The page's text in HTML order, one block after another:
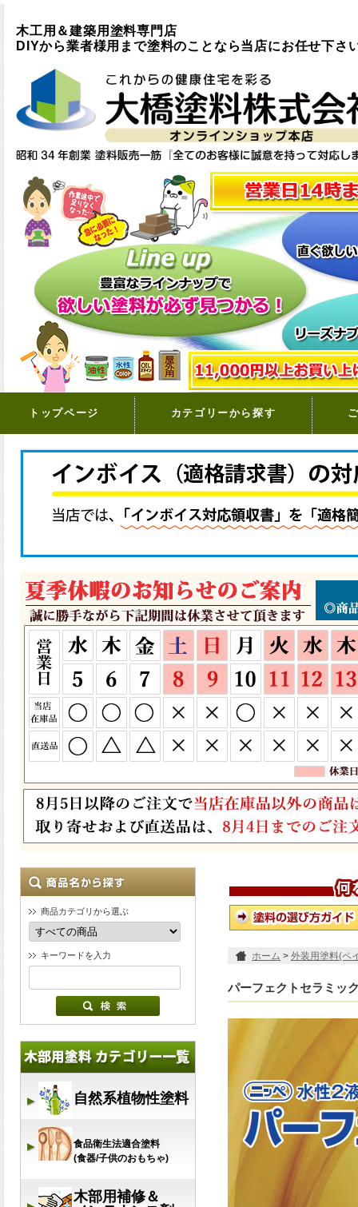
木工用＆建築用塗料専門店
DIYから業者様用まで塗料のことなら当店にお任せ下さ
トップページ カテゴリーから探す
商品カテゴリから選ぶ
キーワードを入力 ホーム > 外装用塗料(ペ
パーフェクトセラミッ